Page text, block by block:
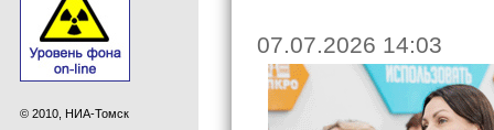
© 2010, НИА-Томск
07.07.2026 14:03